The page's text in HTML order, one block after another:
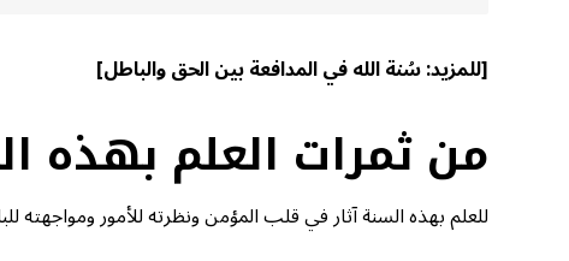
[للمزيد:سُنة الله في المدافعة بين الحق والباطل]
من ثمرات العلم بهذه
للعلم بهذه السنة آثار في قلب المؤمن ونظرته للأمور ومواجهته